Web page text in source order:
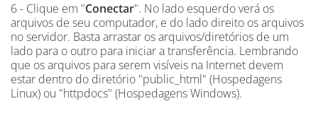
6 - Clique em "Conectar". No lado esquerdo verá os
arquivos de seu computador, e do lado direito os arquivos
no servidor. Basta arrastar os arquivos/diretórios de um
lado para o outro para iniciar a transferência. Lembrando
que os arquivos para serem visíveis na Internet devem
estar dentro do diretório "public_html" (Hospedagens
Linux) ou "httpdocs" (Hospedagens Windows).